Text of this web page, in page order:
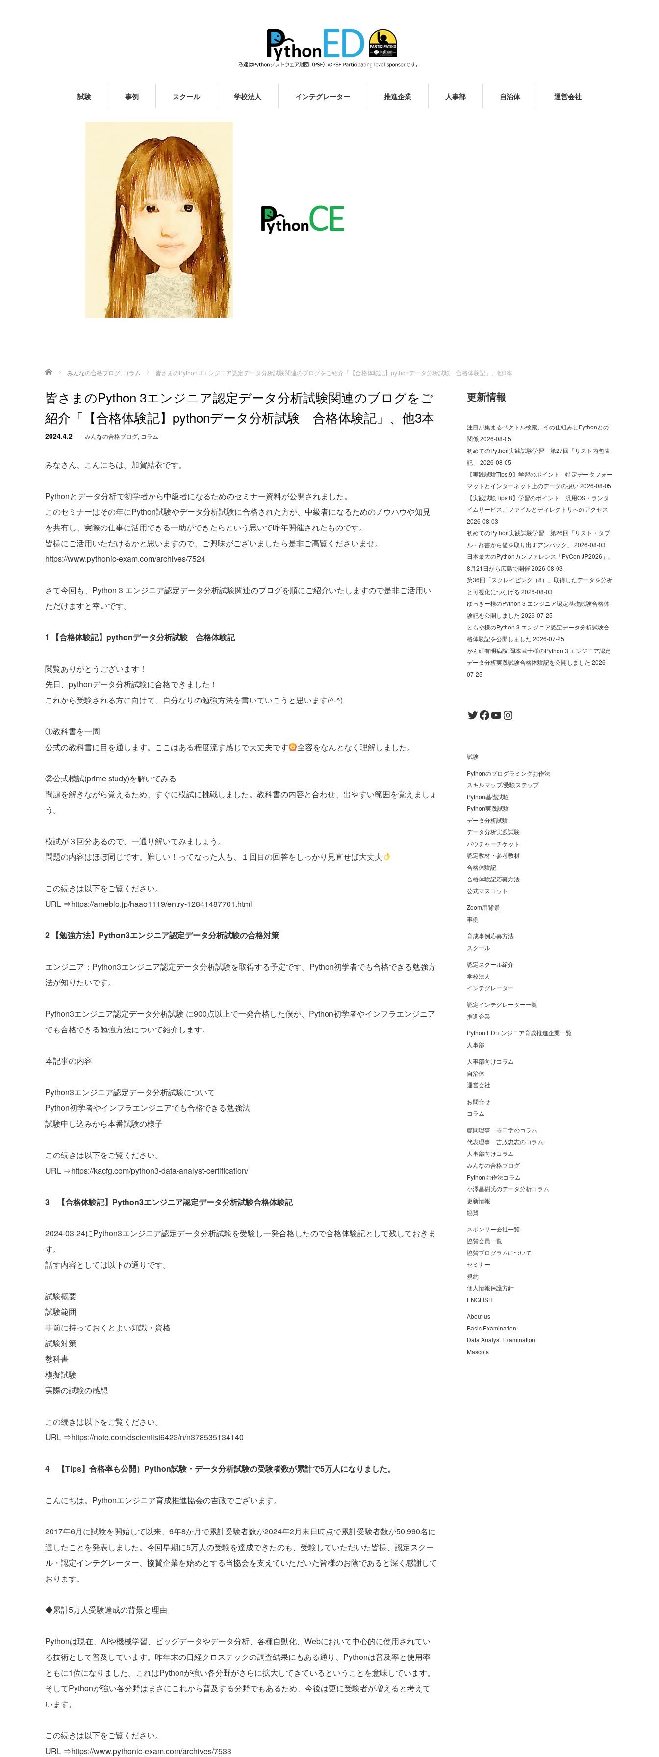
試験 事例 スクール 学校法人 インテグレーター 推進企業 人事部 自治体 運営会社
ホーム みんなの合格ブログ, コラム 皆さまのPython 3エンジニア認定データ分析試験関連のブログをご紹介「【合格体験記】pythonデータ分析試験 合格体験記」、他3本
皆さまのPython 3エンジニア認定データ分析試験関連のブログをご
紹介「【合格体験記】pythonデータ分析試験 合格体験記」、他3本
2024.4.2 みんなの合格ブログ, コラム
みなさん、こんにちは。加賀結衣です。
Pythonとデータ分析で初学者から中級者になるためのセミナー資料が公開されました。
このセミナーはその年にPython試験やデータ分析試験に合格された方が、中級者になるためのノウハウや知見
を共有し、実際の仕事に活用できる一助ができたらという思いで昨年開催されたものです。
皆様にご活用いただけるかと思いますので、ご興味がございましたら是非ご高覧くださいませ。
https://www.pythonic-exam.com/archives/7524
さて今回も、Python 3 エンジニア認定データ分析試験関連のブログを順にご紹介いたしますので是非ご活用い
ただけますと幸いです。
1 【合格体験記】pythonデータ分析試験 合格体験記
閲覧ありがとうございます！
先日、pythonデータ分析試験に合格できました！
これから受験される方に向けて、自分なりの勉強方法を書いていこうと思います(^-^)
①教科書を一周
公式の教科書に目を通します。ここはある程度流す感じで大丈夫です
全容をなんとなく理解しました。
②公式模試(prime study)を解いてみる
問題を解きながら覚えるため、すぐに模試に挑戦しました。教科書の内容と合わせ、出やすい範囲を覚えましょ
う。
模試が３回分あるので、一通り解いてみましょう。
問題の内容はほぼ同じです。難しい！ってなった人も、１回目の回答をしっかり見直せば大丈夫
この続きは以下をご覧ください。
URL ⇒https://ameblo.jp/haao1119/entry-12841487701.html
2 【勉強方法】Python3エンジニア認定データ分析試験の合格対策
エンジニア：Python3エンジニア認定データ分析試験を取得する予定です。Python初学者でも合格できる勉強方
法が知りたいです。
Python3エンジニア認定データ分析試験 に900点以上で一発合格した僕が、Python初学者やインフラエンジニア
でも合格できる勉強方法について紹介します。
本記事の内容
Python3エンジニア認定データ分析試験について
Python初学者やインフラエンジニアでも合格できる勉強法
試験申し込みから本番試験の様子
この続きは以下をご覧ください。
URL ⇒https://kacfg.com/python3-data-analyst-certification/
3 【合格体験記】Python3エンジニア認定データ分析試験合格体験記
2024-03-24にPython3エンジニア認定データ分析試験を受験し一発合格したので合格体験記として残しておきま
す。
話す内容としては以下の通りです。
試験概要
試験範囲
事前に持っておくとよい知識・資格
試験対策
教科書
模擬試験
実際の試験の感想
この続きは以下をご覧ください。
URL ⇒https://note.com/dscientist6423/n/n378535134140
4 【Tips】合格率も公開）Python試験・データ分析試験の受験者数が累計で5万人になりました。
こんにちは。Pythonエンジニア育成推進協会の吉政でございます。
2017年6月に試験を開始して以来、6年8か月で累計受験者数が2024年2月末日時点で累計受験者数が50,990名に
達したことを発表しました。今回早期に5万人の受験を達成できたのも、受験していただいた皆様、認定スクー
ル・認定インテグレーター、協賛企業を始めとする当協会を支えていただいた皆様のお陰であると深く感謝して
おります。
◆累計5万人受験達成の背景と理由
Pythonは現在、AIや機械学習、ビッグデータやデータ分析、各種自動化、Webにおいて中心的に使用されてい
る技術として普及しています。昨年末の日経クロステックの調査結果にもある通り、Pythonは普及率と使用率
ともに1位になりました。これはPythonが強い各分野がさらに拡大してきているということを意味しています。
そしてPythonが強い各分野はまさにこれから普及する分野でもあるため、今後は更に受験者が増えると考えて
います。
この続きは以下をご覧ください。
URL ⇒https://www.pythonic-exam.com/archives/7533
更新情報
注目が集まるベクトル検索、その仕組みとPythonとの
関係2026-08-05
初めてのPython実践試験学習 第27回「リスト内包表
記」 2026-08-05
【実践試験Tips.9】学習のポイント 特定データフォー
マットとインターネット上のデータの扱い2026-08-05
【実践試験Tips.8】学習のポイント 汎用OS・ランタ
イムサービス、ファイルとディレクトリへのアクセス
2026-08-03
初めてのPython実践試験学習 第26回「リスト・タプ
ル・辞書から値を取り出すアンパック」 2026-08-03
日本最大のPythonカンファレンス「PyCon JP2026」、
8月21日から広島で開催2026-08-03
第36回「スクレイピング（8）」取得したデータを分析
と可視化につなげる 2026-08-03
ゆっきー様のPython 3 エンジニア認定基礎試験合格体
験記を公開しました 2026-07-25
ともや様のPython 3 エンジニア認定データ分析試験合
格体験記を公開しました 2026-07-25
がん研有明病院 岡本武士様のPython 3 エンジニア認定
データ分析実践試験合格体験記を公開しました 2026-
07-25
Twitter
Facebook
YouTube
Instagram
試験
Pythonのプログラミングお作法
スキルマップ/受験ステップ
Python基礎試験
Python実践試験
データ分析試験
データ分析実践試験
バウチャーチケット
認定教材・参考教材
合格体験記
合格体験記応募方法
公式マスコット
Zoom用背景
事例
育成事例応募方法
スクール
認定スクール紹介
学校法人
インテグレーター
認定インテグレーター一覧
推進企業
Python EDエンジニア育成推進企業一覧
人事部
人事部向けコラム
自治体
運営会社
お問合せ
コラム
顧問理事 寺田学のコラム
代表理事 吉政忠志のコラム
人事部向けコラム
みんなの合格ブログ
Pythonお作法コラム
小澤昌樹氏のデータ分析コラム
更新情報
協賛
スポンサー会社一覧
協賛会員一覧
協賛プログラムについて
セミナー
規約
個人情報保護方針
ENGLISH
About us
Basic Examination
Data Analyst Examination
Mascots